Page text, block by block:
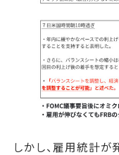
しかし、雇用統計